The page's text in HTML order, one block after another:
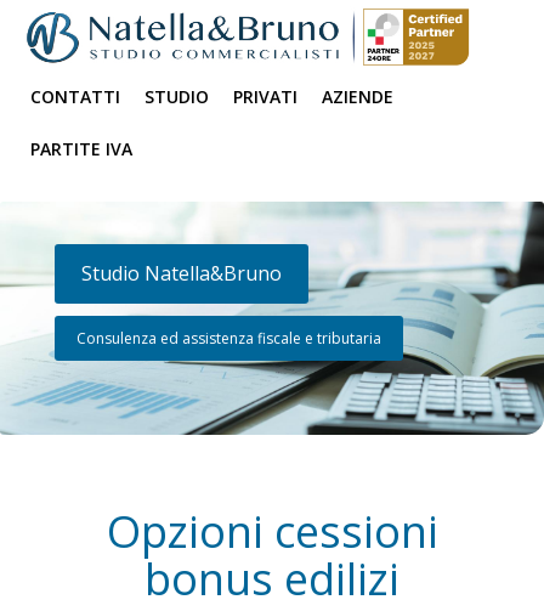
CONTATTI STUDIO PRIVATI AZIENDE
PARTITE IVA
Studio Natella&Bruno
Consulenza ed assistenza fiscale e tributaria
Opzioni cessioni
bonus edilizi